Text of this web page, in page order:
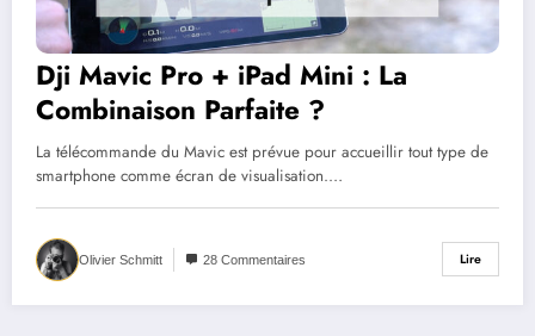
Dji Mavic Pro + iPad Mini : La
Combinaison Parfaite ?
La télécommande du Mavic est prévue pour accueillir tout type de
smartphone comme écran de visualisation.…
Olivier Schmitt 28 Commentaires Lire